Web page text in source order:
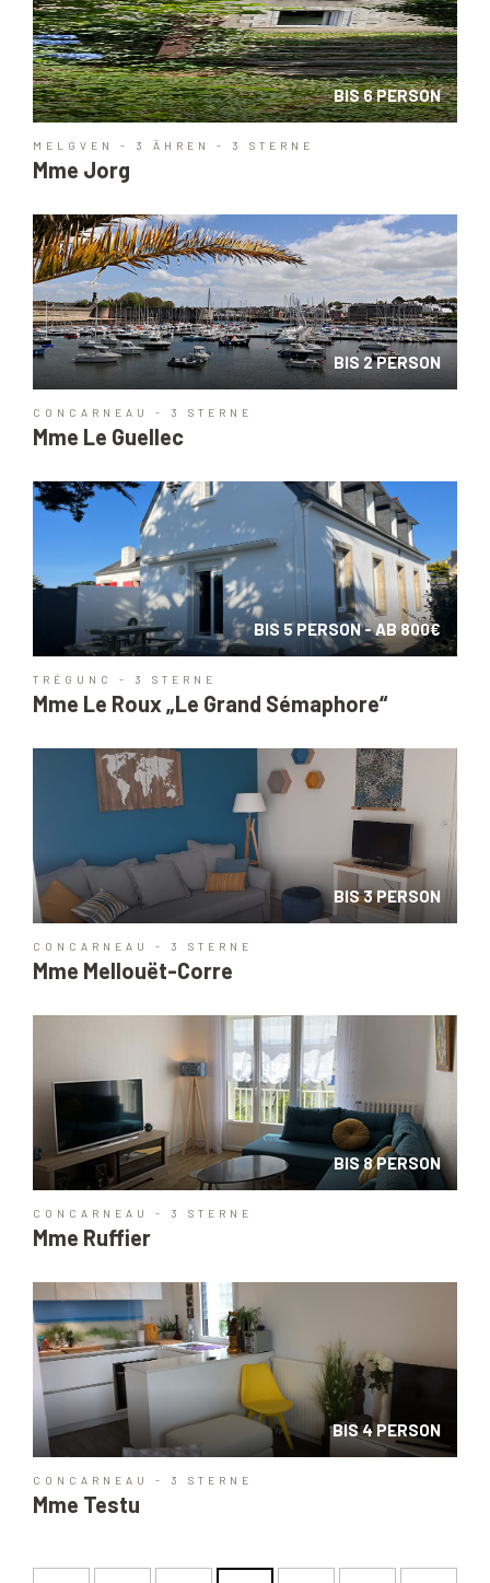
BIS 6 PERSON
MELGVEN - 3 ÄHREN - 3 STERNE
Mme Jorg
BIS 2 PERSON
CONCARNEAU - 3 STERNE
Mme Le Guellec
BIS 5 PERSON - AB 800€
TRÉGUNC - 3 STERNE
Mme Le Roux „Le Grand Sémaphore“
BIS 3 PERSON
CONCARNEAU - 3 STERNE
Mme Mellouët-Corre
BIS 8 PERSON
CONCARNEAU - 3 STERNE
Mme Ruffier
BIS 4 PERSON
CONCARNEAU - 3 STERNE
Mme Testu